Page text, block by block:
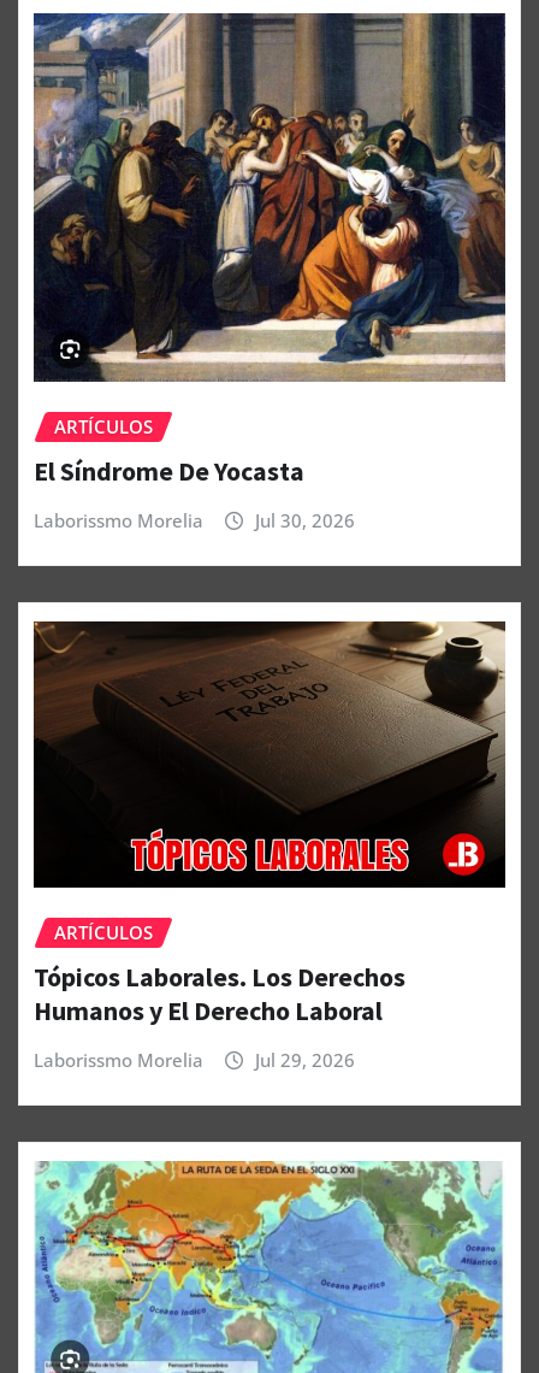
ARTÍCULOS
El Síndrome De Yocasta
Laborissmo Morelia Jul 30, 2026
ARTÍCULOS
Tópicos Laborales. Los Derechos
Humanos y El Derecho Laboral
Laborissmo Morelia Jul 29, 2026